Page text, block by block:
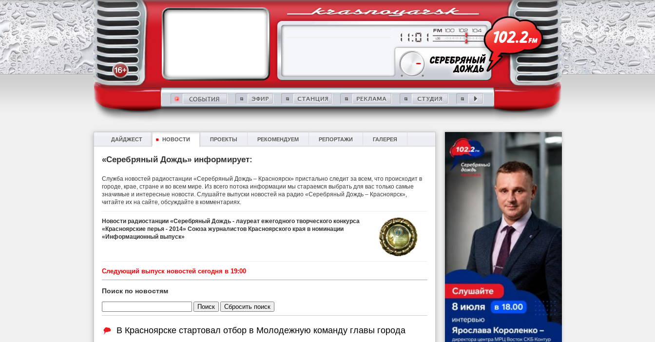
ДАЙДЖЕСТ НОВОСТИ ПРОЕКТЫ РЕКОМЕНДУЕМ РЕПОРТАЖИ ГАЛЕРЕЯ
«Серебряный Дождь» информирует:
Служба новостей радиостанции «Серебряный Дождь – Красноярск» пристально следит за всем, что происходит в
городе, крае, стране и во всем мире. Из всего потока информации мы стараемся выбрать для вас только самые
значимые и интересные новости. Слушайте выпуски новостей на радио «Серебряный Дождь – Красноярск»,
читайте их на сайте, обсуждайте в комментариях.
Новости радиостанции «Серебряный Дождь - лауреат ежегодного творческого конкурса
«Красноярские перья - 2014» Союза журналистов Красноярского края в номинации
«Информационный выпуск»
Cледующий выпуск новостей сегодня в 19:00
Поиск по новостям
В Красноярске стартовал отбор в Молодежную команду главы города